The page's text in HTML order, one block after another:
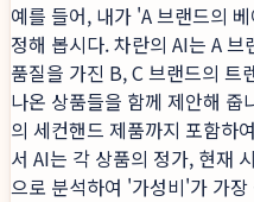
예를 들어, 내가 'A 브랜드의
정해 봅시다. 차란의 AI는 A
품질을 가진 B, C 브랜드의 트
나온 상품들을 함께 제안해 줍
의 세컨핸드 제품까지 포함하
서 AI는 각 상품의 정가, 현재
으로 분석하여 '가성비'가 가